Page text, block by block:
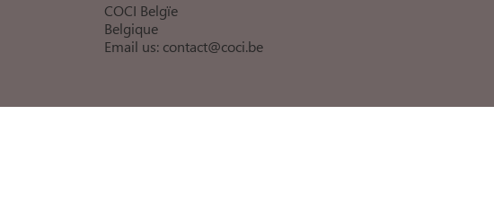
COCI Belgïe
Belgique
Email us: contact@coci.be